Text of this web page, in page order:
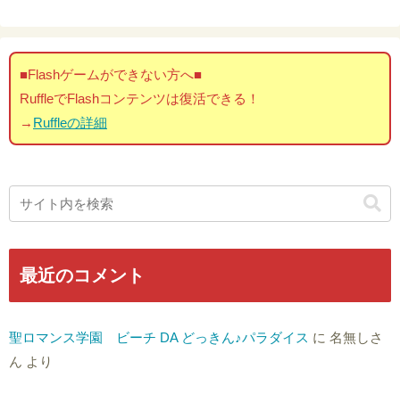
■Flashゲームができない方へ■
RuffleでFlashコンテンツは復活できる！
→ Ruffleの詳細
最近のコメント
聖ロマンス学園 ビーチ DA どっきん♪パラダイス に 名無しさ
ん より